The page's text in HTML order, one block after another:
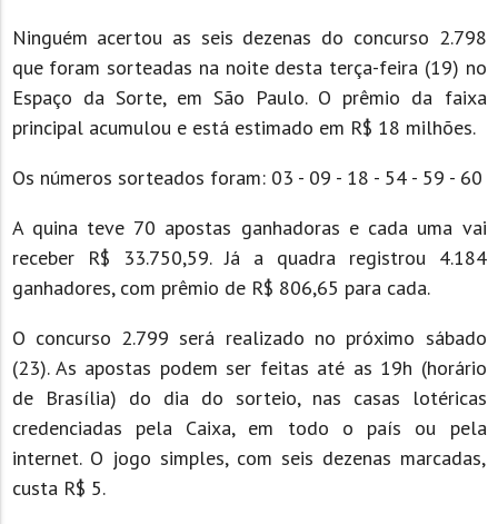
Ninguém acertou as seis dezenas do concurso 2.798
que foram sorteadas na noite desta terça-feira (19) no
Espaço da Sorte, em São Paulo. O prêmio da faixa
principal acumulou e está estimado em R$ 18 milhões.
Os números sorteados foram: 03 - 09 - 18 - 54 - 59 - 60
A quina teve 70 apostas ganhadoras e cada uma vai
receber R$ 33.750,59. Já a quadra registrou 4.184
ganhadores, com prêmio de R$ 806,65 para cada.
O concurso 2.799 será realizado no próximo sábado
(23). As apostas podem ser feitas até as 19h (horário
de Brasília) do dia do sorteio, nas casas lotéricas
credenciadas pela Caixa, em todo o país ou pela
internet. O jogo simples, com seis dezenas marcadas,
custa R$ 5.